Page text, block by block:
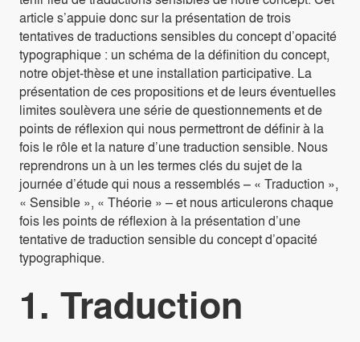
article s’appuie donc sur la présentation de trois
tentatives de traductions sensibles du concept d’opacité
typographique : un schéma de la définition du concept,
notre objet-thèse et une installation participative. La
présentation de ces propositions et de leurs éventuelles
limites soulèvera une série de questionnements et de
points de réflexion qui nous permettront de définir à la
fois le rôle et la nature d’une traduction sensible. Nous
reprendrons un à un les termes clés du sujet de la
journée d’étude qui nous a ressemblés – « Traduction »,
« Sensible », « Théorie » – et nous articulerons chaque
fois les points de réflexion à la présentation d’une
tentative de traduction sensible du concept d’opacité
typographique.
1. Traduction